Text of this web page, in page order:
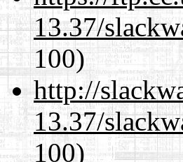
13.37/
100)
http://
13.37/
100)